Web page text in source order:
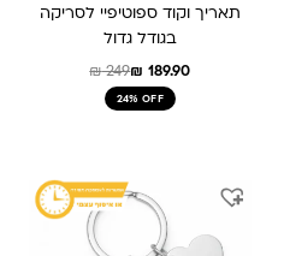
תאריך וקוד ספוטיפיי לסריקה
בגודל גדול
₪249₪ 189.90
24% OFF
המקורי
היה:
₪ 239.
הנוכחי
הוא:
₪ 159.